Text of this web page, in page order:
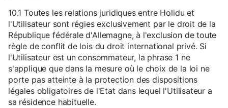
10.1 Toutes les relations juridiques entre Holidu et
l'Utilisateur sont régies exclusivement par le droit de la
République fédérale d'Allemagne, à l'exclusion de toute
règle de conflit de lois du droit international privé. Si
l'Utilisateur est un consommateur, la phrase 1 ne
s'applique que dans la mesure où le choix de la loi ne
porte pas atteinte à la protection des dispositions
légales obligatoires de l'Etat dans lequel l'Utilisateur a
sa résidence habituelle.